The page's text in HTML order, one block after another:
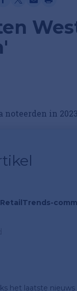
noteerden in
het laatste